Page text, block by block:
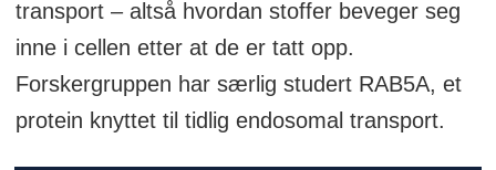
transport – altså hvordan stoffer beveger seg
inne i cellen etter at de er tatt opp.
Forskergruppen har særlig studert RAB5A, et
protein knyttet til tidlig endosomal transport.